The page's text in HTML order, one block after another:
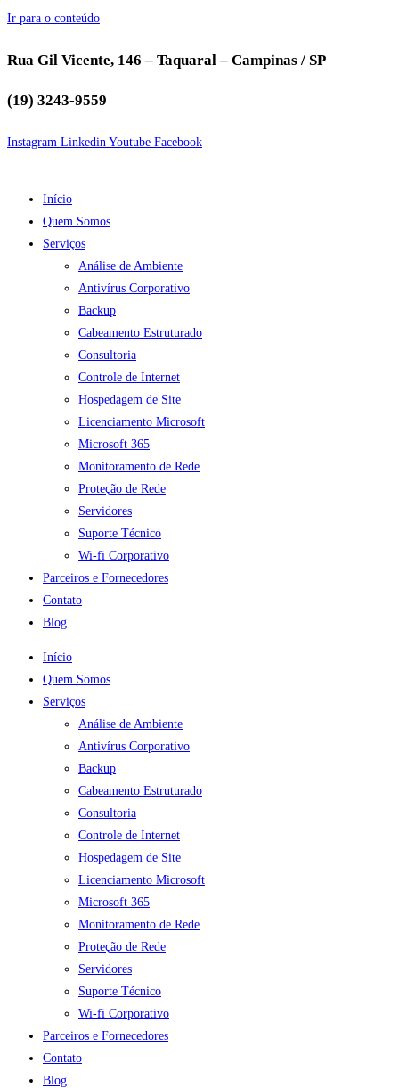
Ir para o conteúdo
Rua Gil Vicente, 146 – Taquaral – Campinas / SP
(19) 3243-9559
Instagram Linkedin Youtube Facebook
Início
Quem Somos
Serviços
Análise de Ambiente
Antivírus Corporativo
Backup
Cabeamento Estruturado
Consultoria
Controle de Internet
Hospedagem de Site
Licenciamento Microsoft
Microsoft 365
Monitoramento de Rede
Proteção de Rede
Servidores
Suporte Técnico
Wi-fi Corporativo
Parceiros e Fornecedores
Contato
Blog
Início
Quem Somos
Serviços
Análise de Ambiente
Antivírus Corporativo
Backup
Cabeamento Estruturado
Consultoria
Controle de Internet
Hospedagem de Site
Licenciamento Microsoft
Microsoft 365
Monitoramento de Rede
Proteção de Rede
Servidores
Suporte Técnico
Wi-fi Corporativo
Parceiros e Fornecedores
Contato
Blog